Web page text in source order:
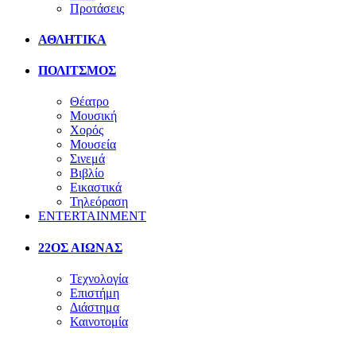
Προτάσεις
ΑΘΛΗΤΙΚΑ
ΠΟΛΙΤΣΜΟΣ
Θέατρο
Μουσική
Χορός
Μουσεία
Σινεμά
Βιβλίο
Εικαστικά
Τηλεόραση
ENTERTAINMENT
22ΟΣ ΑΙΩΝΑΣ
Τεχνολογία
Επιστήμη
Διάστημα
Καινοτομία